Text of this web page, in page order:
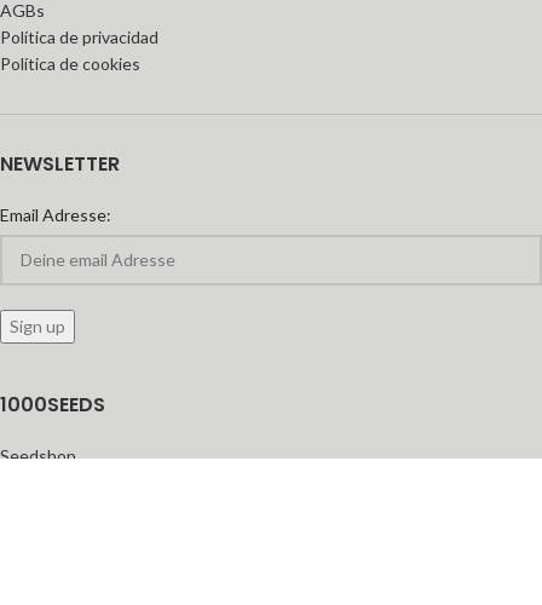
AGBs
Política de privacidad
Política de cookies
NEWSLETTER
Email Adresse:
1000SEEDS
Seedshop